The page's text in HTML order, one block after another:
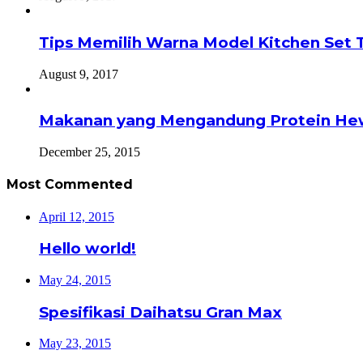
Tips Memilih Warna Model Kitchen Set
August 9, 2017
Makanan yang Mengandung Protein
December 25, 2015
Most Commented
April 12, 2015
Hello world!
May 24, 2015
Spesifikasi Daihatsu Gran Max
May 23, 2015